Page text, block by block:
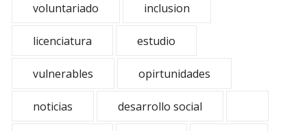
voluntariado inclusion
licenciatura estudio
vulnerables opirtunidades
noticias desarrollo social